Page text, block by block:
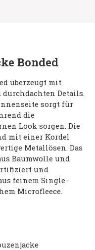
Bonded
überzeugt mit
Details.
sorgt für
die
Look sorgen. Die
mit einer Kordel
Metallösen. Das
Baumwolle und
und
feinem Single-
Microfleece.